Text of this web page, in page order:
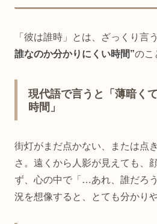
「彼は誰時」とは、ざっくり言
誰なのか分かりにくい時間”のこ
現代語で言うと「薄暗く
時間」
街灯がまだ点かない、または点
さ。遠くから人影が見えても、
ず、心の中で「…あれ、誰だろ
況を想像すると、とても分かり